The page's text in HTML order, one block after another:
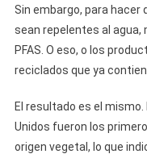
Sin embargo, para hacer
sean repelentes al
PFAS. O eso, o los
reciclados que ya
El resultado es el
Unidos fueron los
origen vegetal, lo que